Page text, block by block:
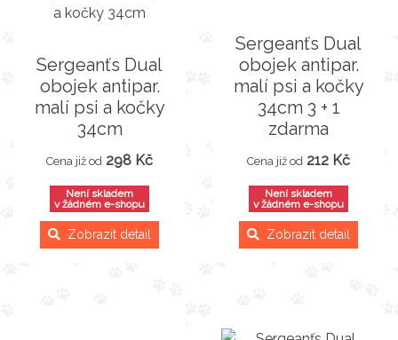
Sergeanťs Dual
obojek antipar.
malí psi a kočky
34cm
Cena již od 298 Kč
Není skladem
v žádném e-shopu
Zobrazit detail
Sergeanťs Dual
obojek antipar.
malí psi a kočky
34cm 3 + 1
zdarma
Cena již od 212 Kč
Není skladem
v žádném e-shopu
Zobrazit detail